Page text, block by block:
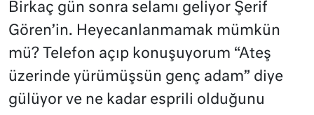
Birkaç gün sonra selamı geliyor Şerif
Gören’in. Heyecanlanmamak mümkün
mü? Telefon açıp konuşuyorum “Ateş
üzerinde yürümüşsün genç adam” diye
gülüyor ve ne kadar esprili olduğunu